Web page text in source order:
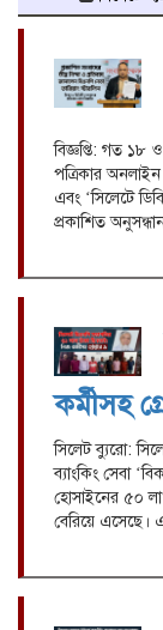
বিজ্ঞপ্তি: গত ১৮
পত্রিকার অনলাইন
এবং ‘সিলেটে
প্রকাশিত
কর্মীসহ
সিলেট ব্যুরো:
ব্যাংকিং সেবা
হোসাইনের ৫০
বেরিয়ে